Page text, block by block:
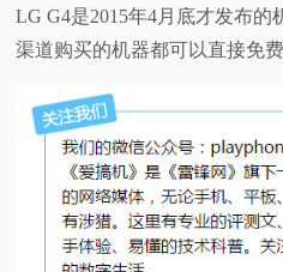
LG G4是2015年4月底才发布
渠道购买的机器都可以直接免费